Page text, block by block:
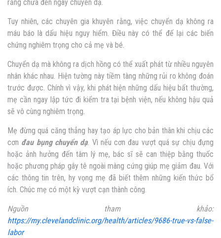
rằng chưa đến ngày chuyển dạ.
Tuy nhiên, các chuyên gia khuyên rằng, việc chuyển dạ không ra
máu báo là dấu hiệu nguy hiểm. Điều này có thể đế lại các biến
chứng nghiêm trọng cho cả mẹ và bé.
Chuyển dạ mà không ra dịch hồng có thể xuất phát từ nhiều nguyên
nhân khác nhau. Hiện tường này tiềm tàng những rủi ro không đoán
trước được. Chính vì vậy, khi phát hiện những dấu hiệu bất thường,
mẹ cần ngay lập tức đi kiểm tra tại bệnh viện, nếu không hậu quả
sẽ vô cùng nghiêm trọng.
Mẹ đừng quá căng thẳng hay tạo áp lực cho bản thân khi chịu các
cơn đau bụng chuyển dạ. Vì nếu cơn đau vượt quá sự chịu đựng
hoặc ảnh hưởng đến tâm lý mẹ, bác sĩ sẽ can thiệp bằng thuốc
hoặc phương pháp gây tê ngoài màng cứng giúp mẹ giảm đau. Với
các thông tin trên, hy vọng mẹ đã biết thêm những kiến thức bổ
ích. Chúc mẹ có một kỳ vượt cạn thành công.
Nguồn tham khảo:
https://my.clevelandclinic.org/health/articles/9686-true-vs-false-
labor